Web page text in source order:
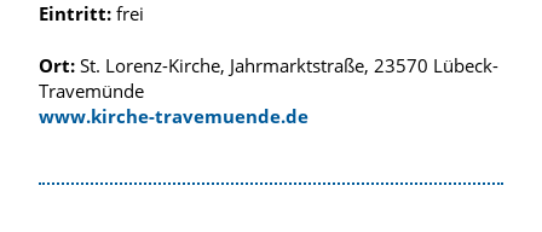
Eintritt: frei
Ort: St. Lorenz-Kirche, Jahrmarktstraße, 23570 Lübeck-
Travemünde
www.kirche-travemuende.de